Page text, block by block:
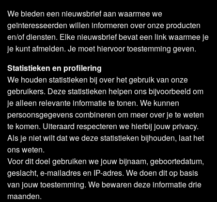
We bieden een nieuwsbrief aan waarmee we
geïnteresseerden willen informeren over onze producten
en/of diensten. Elke nieuwsbrief bevat een link waarmee je
je kunt afmelden. Je moet hiervoor toestemming geven.
Statistieken en profilering
We houden statistieken bij over het gebruik van onze
gebruikers. Deze statistieken helpen ons bijvoorbeeld om
je alleen relevante informatie te tonen. We kunnen
persoonsgegevens combineren om meer over je te weten
te komen. Uiteraard respecteren we hierbij jouw privacy.
Als je niet wilt dat we deze statistieken bijhouden, laat het
ons weten.
Voor dit doel gebruiken we jouw bijnaam, geboortedatum,
geslacht, e-mailadres en IP-adres. We doen dit op basis
van jouw toestemming. We bewaren deze informatie drie
maanden.